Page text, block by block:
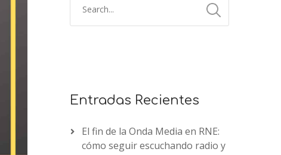
Entradas Recientes
El fin de la Onda Media en RNE:
cómo seguir escuchando radio y